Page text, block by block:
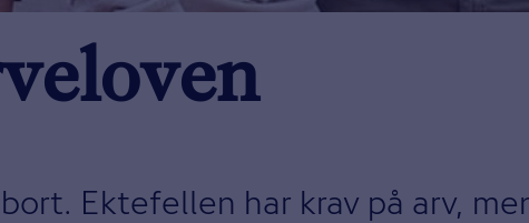
Ektefellen har krav på arv,